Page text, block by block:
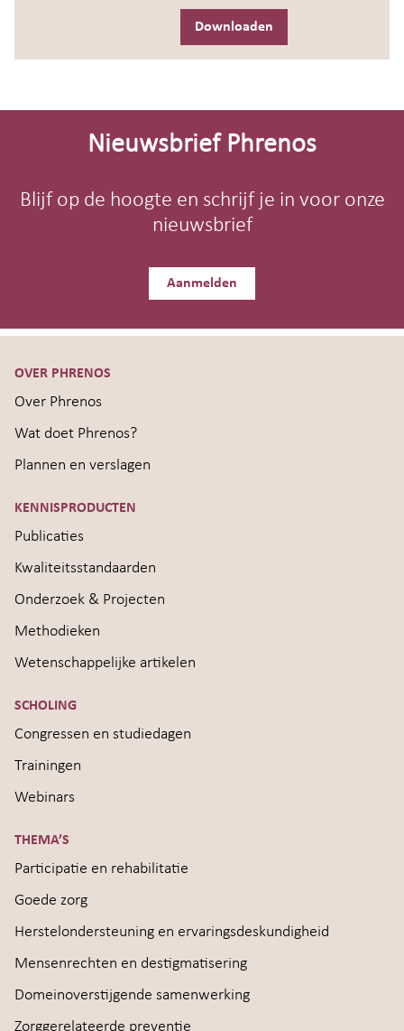
Downloaden
Site-
Nieuwsbrief Phrenos
Blijf op de hoogte en schrijf je in voor onze
nieuwsbrief
Aanmelden
OVER PHRENOS
Over Phrenos
Wat doet Phrenos?
Plannen en verslagen
KENNISPRODUCTEN
Publicaties
Kwaliteitsstandaarden
Onderzoek & Projecten
Methodieken
Wetenschappelijke artikelen
SCHOLING
Congressen en studiedagen
Trainingen
Webinars
THEMA’S
Participatie en rehabilitatie
Goede zorg
Herstelondersteuning en ervaringsdeskundigheid
Mensenrechten en destigmatisering
Domeinoverstijgende samenwerking
Zorggerelateerde preventie